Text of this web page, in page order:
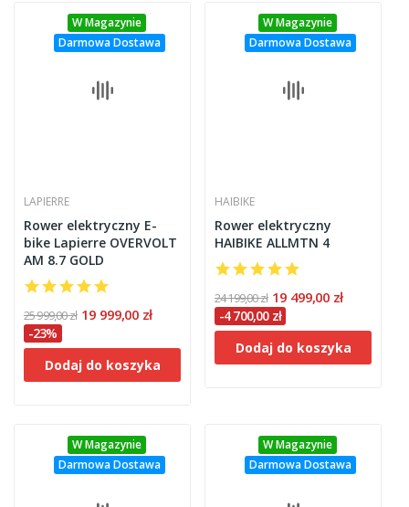
W Magazynie
Darmowa Dostawa
LAPIERRE
Rower elektryczny E-
bike Lapierre OVERVOLT
AM 8.7 GOLD
25 999,00 zł 19 999,00 zł
-23%
Dodaj do koszyka
W Magazynie
Darmowa Dostawa
HAIBIKE
Rower elektryczny
HAIBIKE ALLMTN 4
24 199,00 zł 19 499,00 zł
-4 700,00 zł
Dodaj do koszyka
W Magazynie
Darmowa Dostawa
W Magazynie
Darmowa Dostawa